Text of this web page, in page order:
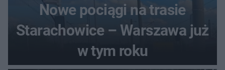
Nowe pociągi na trasie
Starachowice – Warszawa już
w tym roku